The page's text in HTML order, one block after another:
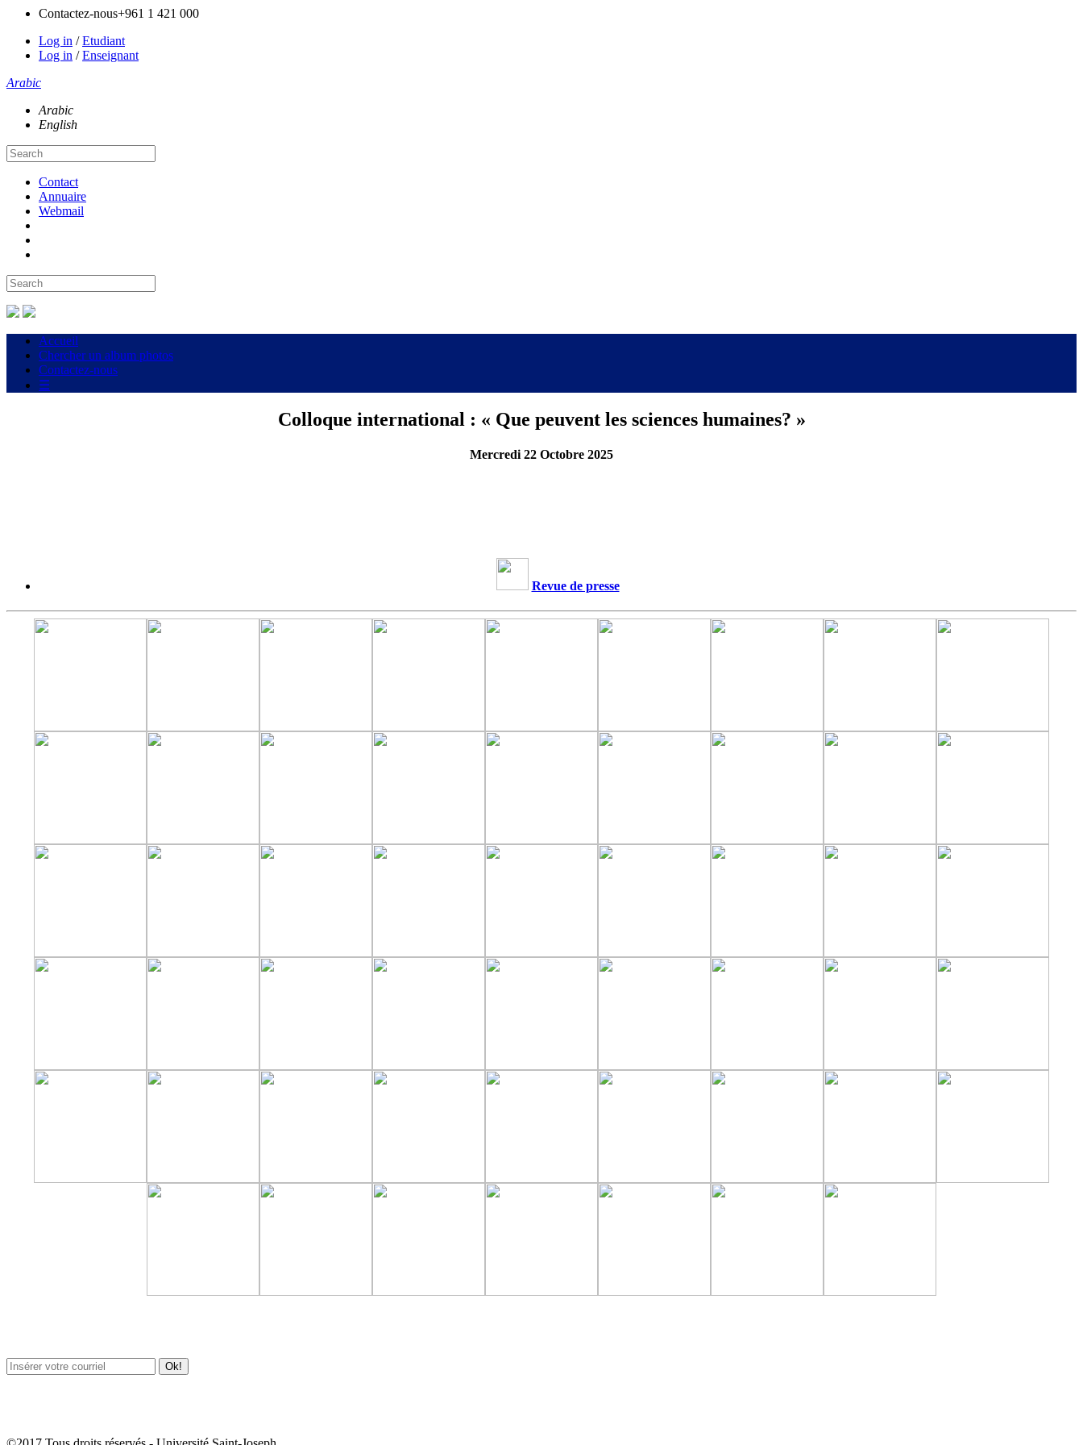
Contactez-nous+961 1 421 000
Log in /Etudiant
Log in /Enseignant
Arabic
Arabic
English
Contact
Annuaire
Webmail
Accueil
Chercher un album photos
Contactez-nous
☰
Colloque international : « Que peuvent les sciences humaines? »
Mercredi 22 Octobre 2025
Revue de presse